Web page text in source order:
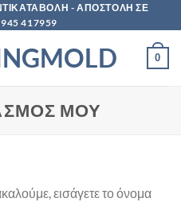
- ΑΠΟΣΤΟΛΗ ΣΕ
417959
0
ΜΟΥ
εισάγετε το όνομα